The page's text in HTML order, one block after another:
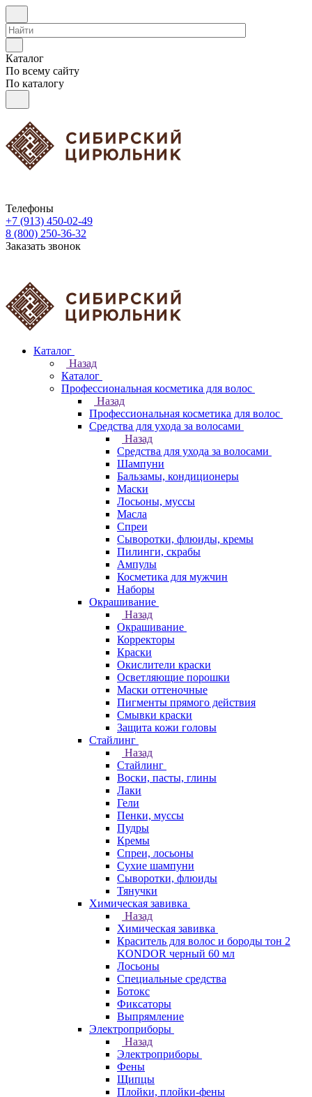
Каталог
По всему сайту
По каталогу
Телефоны
+7 (913) 450-02-49
8 (800) 250-36-32
Заказать звонок
Каталог
Назад
Каталог
Профессиональная косметика для волос
Назад
Профессиональная косметика для волос
Средства для ухода за волосами
Назад
Средства для ухода за волосами
Шампуни
Бальзамы, кондиционеры
Маски
Лосьоны, муссы
Масла
Спреи
Сыворотки, флюиды, кремы
Пилинги, скрабы
Ампулы
Косметика для мужчин
Наборы
Окрашивание
Назад
Окрашивание
Корректоры
Краски
Окислители краски
Осветляющие порошки
Маски оттеночные
Пигменты прямого действия
Смывки краски
Защита кожи головы
Стайлинг
Назад
Стайлинг
Воски, пасты, глины
Лаки
Гели
Пенки, муссы
Пудры
Кремы
Спреи, лосьоны
Сухие шампуни
Сыворотки, флюиды
Тянучки
Химическая завивка
Назад
Химическая завивка
Краситель для волос и бороды тон 2
KONDOR черный 60 мл
Лосьоны
Специальные средства
Ботокс
Фиксаторы
Выпрямление
Электроприборы
Назад
Электроприборы
Фены
Щипцы
Плойки, плойки-фены